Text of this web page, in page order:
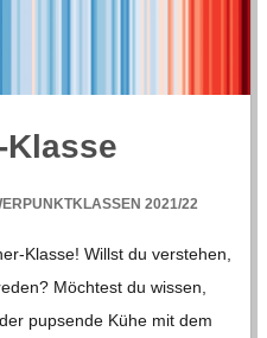
2021/22
Klasse! Willst du ver­ste­hen,
Möch­test du wis­sen,
pup­sende Kühe mit dem